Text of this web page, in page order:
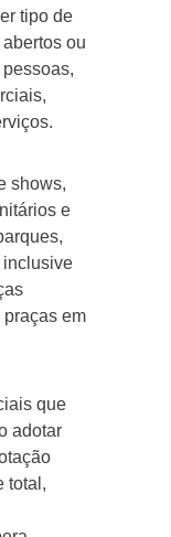
tipo de
ou
shows,
e
inclusive
em
que
adotar
total,